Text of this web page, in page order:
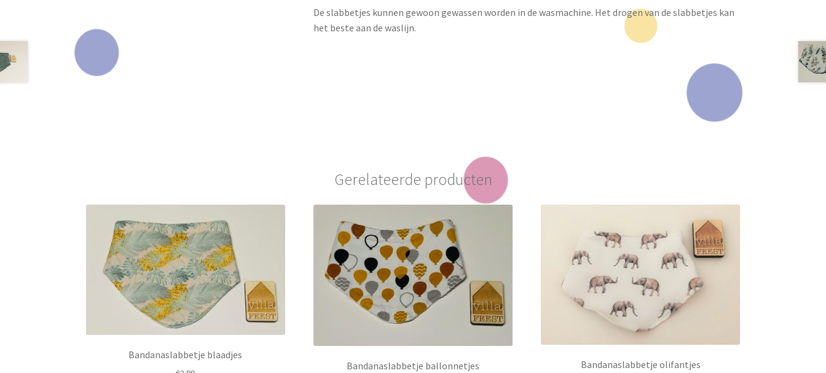
De slabbetjes kunnen gewoon gewassen worden in de wasmachine. Het drogen van de slabbetjes kan
het beste aan de waslijn.
Gerelateerde producten
Bandanaslabbetje blaadjes
Bandanaslabbetje ballonnetjes Bandanaslabbetje olifantjes